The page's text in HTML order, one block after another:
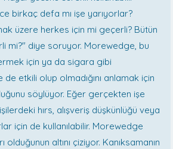
birkaç defa mı işe yarıyorlar?
üzere herkes için mi geçerli? Bütün
mi?" diye soruyor. Morewedge, bu
için ya da sigara gibi
de etkili olup olmadığını anlamak için
söylüyor. Eğer gerçekten işe
hırs, alışveriş düşkünlüğü veya
için de kullanılabilir. Morewedge
olduğunun altını çiziyor. Kanıksamanın